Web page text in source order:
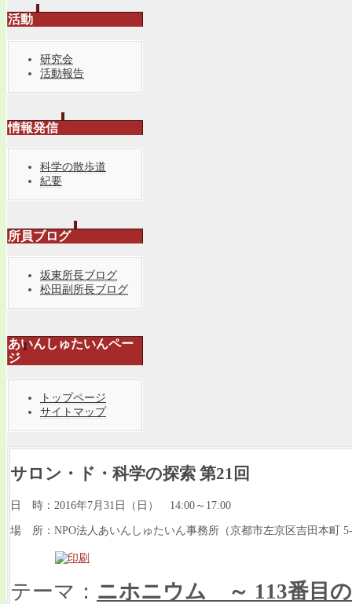
活動
研究会
活動報告
情報発信
科学の散歩道
紀要
所員ブログ
坂東所長ブログ
松田副所長ブログ
あいんしゅたいんペー
ジ
トップページ
サイトマップ
サロン・ド・科学の探索 第21回
日 時：2016年7月31日（日） 14:00～17:00
場 所：NPO法人あいんしゅたいん事務所（京都市左京区吉田本町
テーマ： ニホニウム ～ 113番目